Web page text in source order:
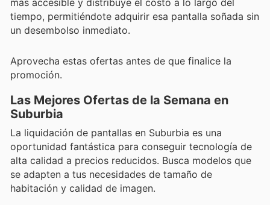
más accesible y distribuye el costo a lo largo del
tiempo, permitiéndote adquirir esa pantalla soñada sin
un desembolso inmediato.
Aprovecha estas ofertas antes de que finalice la
promoción.
Las Mejores Ofertas de la Semana en
Suburbia
La liquidación de pantallas en Suburbia es una
oportunidad fantástica para conseguir tecnología de
alta calidad a precios reducidos. Busca modelos que
se adapten a tus necesidades de tamaño de
habitación y calidad de imagen.